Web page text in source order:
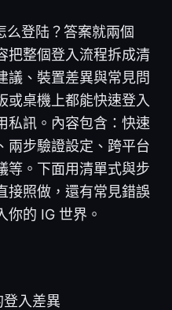
登陆？答案就兩個
把整個登入流程拆成清
議、裝置差異與常見問
或桌機上都能快速登入
私訊。內容包含：快速
兩步驗證設定、跨平台
等。下面用清單式與步
接照做，還有常見錯誤
你的 IG 世界。
入差異